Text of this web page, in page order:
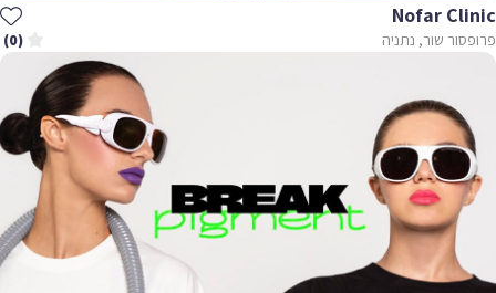
Nofar Clinic
פרופסור שור, נתניה (0)